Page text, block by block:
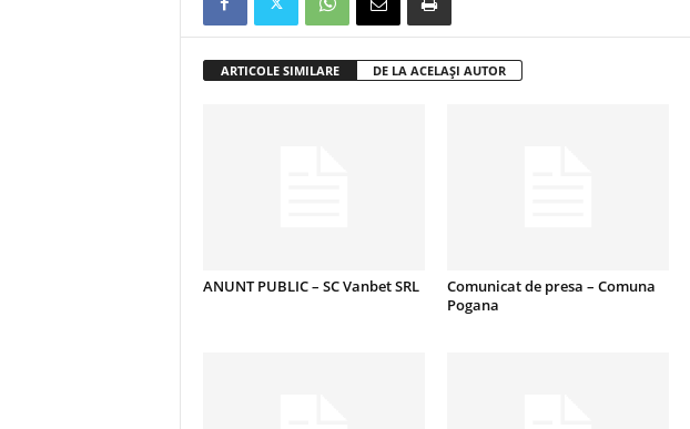
ARTICOLE SIMILARE DE LA ACELAȘI AUTOR
ANUNT PUBLIC – SC Vanbet SRL
Comunicat de presa – Comuna
Pogana